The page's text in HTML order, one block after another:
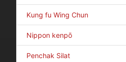
Kung fu Wing Chun
Nippon kenpō
Penchak Silat